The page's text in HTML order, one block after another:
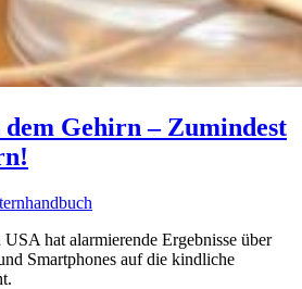
dem Gehirn – Zumindest
hat alarmierende Ergebnisse über
Smartphones auf die kindliche